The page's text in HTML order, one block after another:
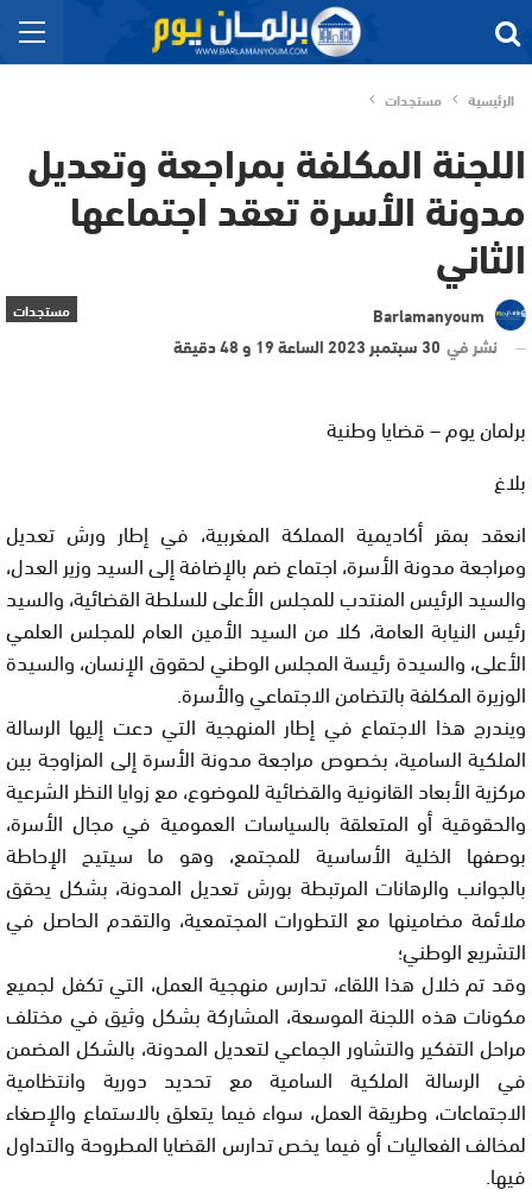
الرئيسية مستجدات
اللجنة المكلفة بمراجعة وتعديل
مدونة الأسرة تعقد اجتماعها
الثاني
مستجدات
Barlamanyoum
نشر في 30 سبتمبر 2023 الساعة 19 و 48 دقيقة
برلمان يوم – قضايا وطنية
بلاغ
انعقد بمقر أكاديمية المملكة المغربية، في إطار ورش تعديل
ومراجعة مدونة الأسرة، اجتماع ضم بالإضافة إلى السيد وزير العدل،
والسيد الرئيس المنتدب للمجلس الأعلى للسلطة القضائية، والسيد
رئيس النيابة العامة، كلا من السيد الأمين العام للمجلس العلمي
الأعلى، والسيدة رئيسة المجلس الوطني لحقوق الإنسان، والسيدة
الوزيرة المكلفة بالتضامن الاجتماعي والأسرة.
ويندرج هذا الاجتماع في إطار المنهجية التي دعت إليها الرسالة
الملكية السامية، بخصوص مراجعة مدونة الأسرة إلى المزاوجة بين
مركزية الأبعاد القانونية والقضائية للموضوع، مع زوايا النظر الشرعية
والحقوقية أو المتعلقة بالسياسات العمومية في مجال الأسرة،
بوصفها الخلية الأساسية للمجتمع، وهو ما سيتيح الإحاطة
بالجوانب والرهانات المرتبطة بورش تعديل المدونة، بشكل يحقق
ملائمة مضامينها مع التطورات المجتمعية، والتقدم الحاصل في
التشريع الوطني؛
وقد تم خلال هذا اللقاء، تدارس منهجية العمل، التي تكفل لجميع
مكونات هذه اللجنة الموسعة، المشاركة بشكل وثيق في مختلف
مراحل التفكير والتشاور الجماعي لتعديل المدونة، بالشكل المضمن
في الرسالة الملكية السامية مع تحديد دورية وانتظامية
الاجتماعات، وطريقة العمل، سواء فيما يتعلق بالاستماع والإصغاء
لمخالف الفعاليات أو فيما يخص تدارس القضايا المطروحة والتداول
فيها.